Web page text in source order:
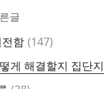
글
함 댓
(147)